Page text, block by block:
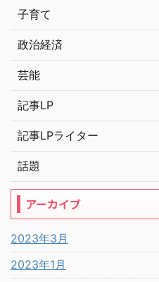
子育て
政治経済
芸能
記事LP
記事LPライター
話題
アーカイブ
2023年3月
2023年1月